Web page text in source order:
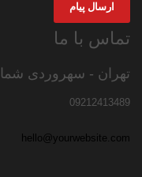
ارسال پیام
تماس با ما
تهران - سهروردی
09212413489
hello@yourwebsite.com